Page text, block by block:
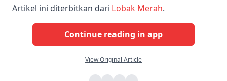
Artikel ini diterbitkan dari Lobak Merah.
Continue reading in app
View Original Article